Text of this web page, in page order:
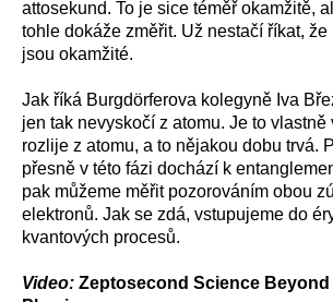
attosekund. To je sice téměř okamžitě,
tohle dokáže změřit. Už nestačí říkat,
jsou okamžité.
Jak říká Burgdörferova kolegyně Iva
jen tak nevyskočí z atomu. Je to vlastně
rozlije z atomu, a to nějakou dobu trvá.
přesně v této fázi dochází k
pak můžeme měřit pozorováním obou
elektronů. Jak se zdá, vstupujeme do
kvantových procesů.
Video: Zeptosecond Science Beyond